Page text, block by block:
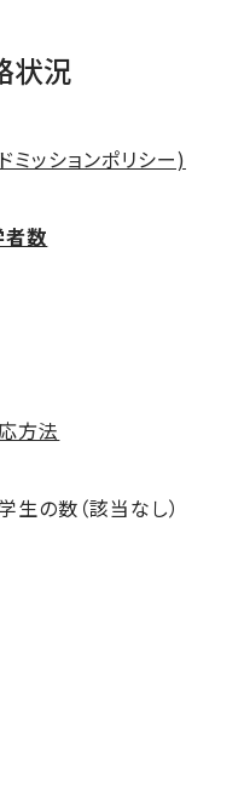
状況
ッションポリシー)
者数
方法
の数（該当なし）